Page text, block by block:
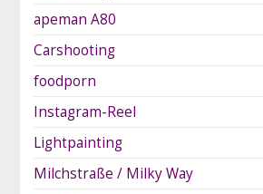
apeman A80
Carshooting
foodporn
Instagram-Reel
Lightpainting
Milchstraße / Milky Way